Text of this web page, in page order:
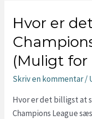
en
hjemmeside
på
en
mobiltelefon?
Hvor er
(Muligt for
Skriv en kommentar/
Hvor er det billigst at
Champions League